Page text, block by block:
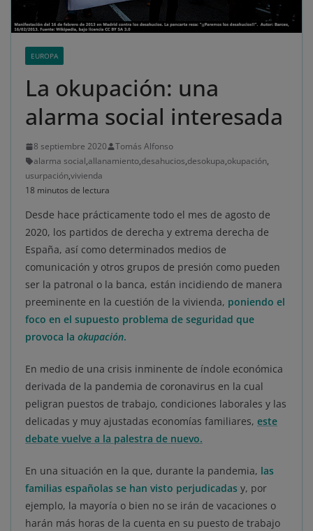
EUROPA
La okupación: una
alarma social interesada
8 septiembre 2020
Tomás Alfonso
alarma social,allanamiento,desahucios,desokupa,okupación,
usurpación,vivienda
18 minutos de lectura
Desde hace prácticamente todo el mes de agosto de
2020, los partidos de derecha y extrema derecha de
España, así como determinados medios de
comunicación y otros grupos de presión como pueden
ser la patronal o la banca, están incidiendo de manera
preeminente en la cuestión de la vivienda, poniendo el
foco en el supuesto problema de seguridad que
provoca la okupación.
En medio de una crisis inminente de índole económica
derivada de la pandemia de coronavirus en la cual
peligran puestos de trabajo, condiciones laborales y las
delicadas y muy ajustadas economías familiares, este
debate vuelve a la palestra de nuevo.
En una situación en la que, durante la pandemia, las
familias españolas se han visto perjudicadas y, por
ejemplo, la mayoría o bien no se irán de vacaciones o
harán más horas de la cuenta en su puesto de trabajo